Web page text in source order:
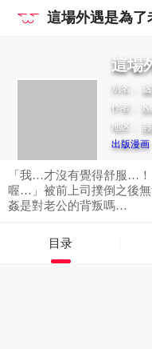
這場外遇是為了
這場
别名：
作者：
地区：
出版漫画
「我…才沒有覺得舒服…
喔…」被前上司撲倒之後
姦是對老公的背叛嗎…
目录